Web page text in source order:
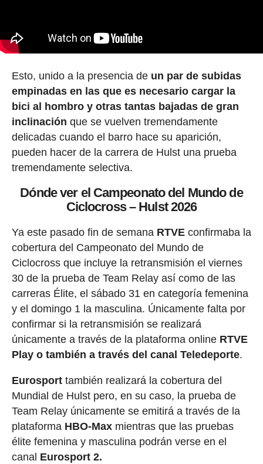
Esto, unido a la presencia deun par de subidas
empinadas en las que es necesario cargar la
bici al hombro y otras tantas bajadas de gran
inclinación que se vuelven tremendamente
delicadas cuando el barro hace su aparición,
pueden hacer de la carrera de Hulst una prueba
tremendamente selectiva.
Dónde ver el Campeonato del Mundo de
Ciclocross – Hulst 2026
Ya este pasado fin de semana RTVEconfirmaba la
cobertura del Campeonato del Mundo de
Ciclocross que incluye la retransmisión el viernes
30 de la prueba de Team Relay así como de las
carreras Élite, el sábado 31 en categoría femenina
y el domingo 1 la masculina. Únicamente falta por
confirmar si la retransmisión se realizará
únicamente a través de la plataforma onlineRTVE
Play o también a través del canal Teledeporte.
Eurosporttambién realizará la cobertura del
Mundial de Hulst pero, en su caso, la prueba de
Team Relay únicamente se emitirá a través de la
plataforma HBO-Maxmientras que las pruebas
élite femenina y masculina podrán verse en el
canal Eurosport 2.